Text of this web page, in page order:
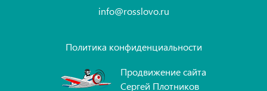
info@rosslovo.ru
Политика конфиденциальности
Продвижение сайта
Сергей Плотников